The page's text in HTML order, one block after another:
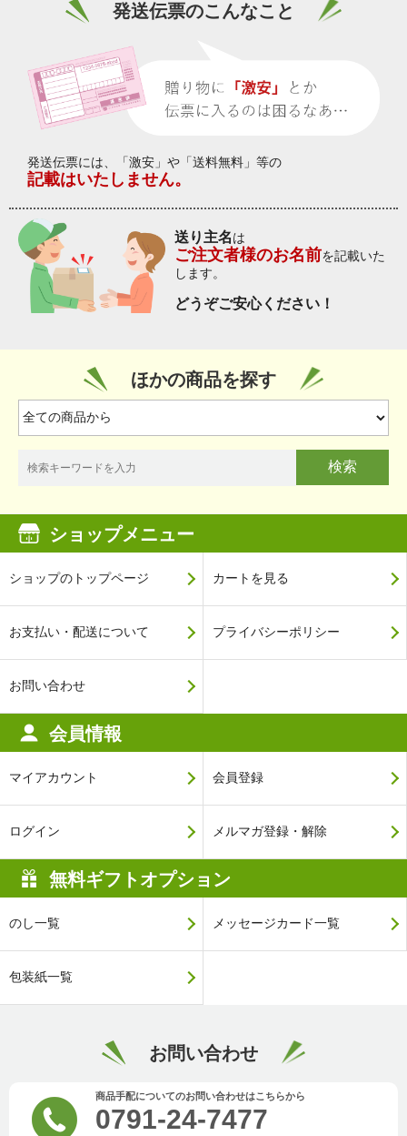
発送伝票のこんなこと
発送伝票には、「激安」や「送料無料」等の
記載はいたしません。
送り主名は
ご注文者様のお名前を記載いた
します。
どうぞご安心ください！
ほかの商品を探す
検索
ショップメニュー
ショップのトップページ カートを見る
お支払い・配送について プライバシーポリシー
お問い合わせ
会員情報
マイアカウント 会員登録
ログイン メルマガ登録・解除
無料ギフトオプション
のし一覧 メッセージカード一覧
包装紙一覧
お問い合わせ
商品手配についてのお問い合わせはこちらから
0791-24-7477